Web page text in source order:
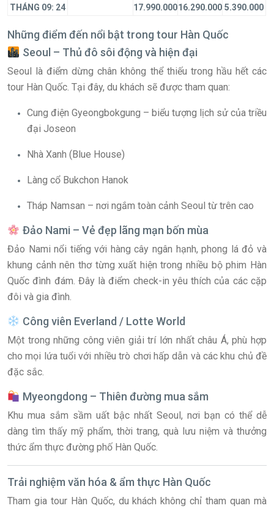
THÁNG 09: 24
17.990.00016.290.000 5.390.000
Những điểm đến nổi bật trong tour Hàn Quốc
Seoul – Thủ đô sôi động và hiện đại
Seoul là điểm dừng chân không thể thiếu trong hầu hết các
tour Hàn Quốc. Tại đây, du khách sẽ được tham quan:
Cung điện Gyeongbokgung – biểu tượng lịch sử của triều
đại Joseon
Nhà Xanh (Blue House)
Làng cổ Bukchon Hanok
Tháp Namsan – nơi ngắm toàn cảnh Seoul từ trên cao
Đảo Nami – Vẻ đẹp lãng mạn bốn mùa
Đảo Nami nổi tiếng với hàng cây ngân hạnh, phong lá đỏ và
khung cảnh nên thơ từng xuất hiện trong nhiều bộ phim Hàn
Quốc đình đám. Đây là điểm check-in yêu thích của các cặp
đôi và gia đình.
Công viên Everland / Lotte World
Một trong những công viên giải trí lớn nhất châu Á, phù hợp
cho mọi lứa tuổi với nhiều trò chơi hấp dẫn và các khu chủ đề
đặc sắc.
Myeongdong – Thiên đường mua sắm
Khu mua sắm sầm uất bậc nhất Seoul, nơi bạn có thể dễ
dàng tìm thấy mỹ phẩm, thời trang, quà lưu niệm và thưởng
thức ẩm thực đường phố Hàn Quốc.
Trải nghiệm văn hóa & ẩm thực Hàn Quốc
Tham gia tour Hàn Quốc, du khách không chỉ tham quan mà